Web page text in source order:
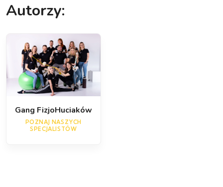
Autorzy:
Gang FizjoHuciaków
POZNAJ NASZYCH
SPECJALISTÓW